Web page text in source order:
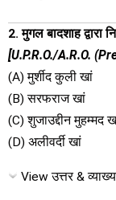
2. मुगल बादशाह द्वारा
[U.P.R.O./A.R.O.
(A) मुर्शीद कुली खां
(B) सरफराज खां
(C) शुजाउद्दीन मुहम्मद
(D) अलीवर्दी खां
View उत्तर &